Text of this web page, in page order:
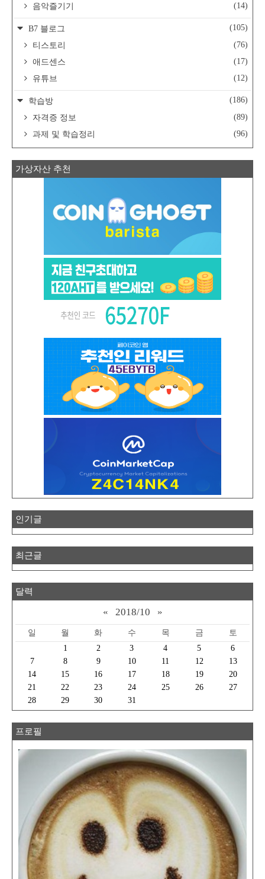
음악즐기기
(14)
B7 블로그
(105)
티스토리
(76)
애드센스
(17)
유튜브
(12)
학습방
(186)
자격증 정보
(89)
과제 및 학습정리
(96)
가상자산 추천
인기글
최근글
달력
« 2018/10 »
일 월 화 수 목 금
토
1
2 3 4 5
6
7
8 9 10 11 12
13
14
15 16 17 18 19
20
21
22 23 24 25 26
27
28
29 30 31
프로필